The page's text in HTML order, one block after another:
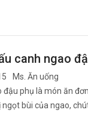
canh ngao
Ms. Ăn uống
đậu phụ là món ăn
bùi của ngao,